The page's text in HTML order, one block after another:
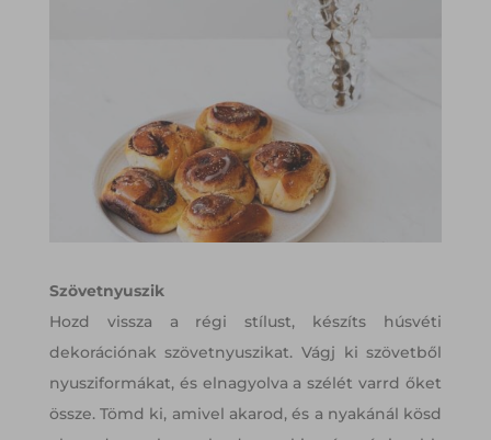
Szövetnyuszik
Hozd vissza a régi stílust, készíts húsvéti
dekorációnak szövetnyuszikat. Vágj ki szövetből
nyusziformákat, és elnagyolva a szélét varrd őket
össze. Tömd ki, amivel akarod, és a nyakánál kösd